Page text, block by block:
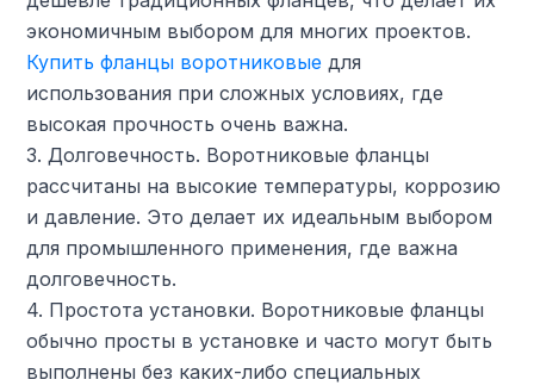
экономичным выбором для многих проектов.
Купить фланцы воротниковые для
использования при сложных условиях, где
высокая прочность очень важна.
3. Долговечность. Воротниковые фланцы
рассчитаны на высокие температуры, коррозию
и давление. Это делает их идеальным выбором
для промышленного применения, где важна
долговечность.
4. Простота установки. Воротниковые фланцы
обычно просты в установке и часто могут быть
выполнены без каких-либо специальных